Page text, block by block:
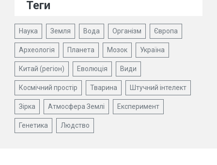
Теги
Наука Земля Вода Організм Європа
Археологія Планета Мозок Україна
Китай (регіон) Еволюція Види
Космічний простір Тварина Штучний інтелект
Зірка Атмосфера Землі Експеримент
Генетика Людство